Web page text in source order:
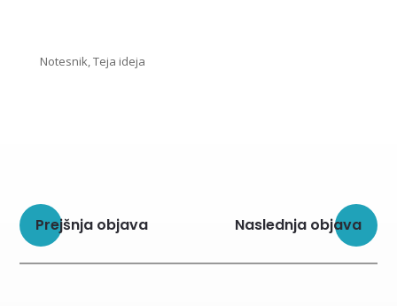
Notesnik, Teja ideja
Prejšnja objava Naslednja objava